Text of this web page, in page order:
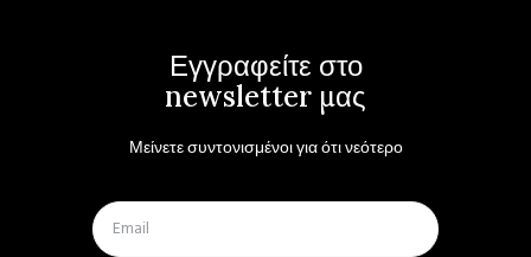
Εγγραφείτε στο
newsletter μας
Μείνετε συντονισμένοι για ότι νεότερο